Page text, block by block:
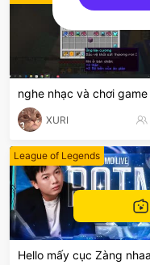
XURI
League of Legends
Hello mấy cục Zàng
sentinelEnd